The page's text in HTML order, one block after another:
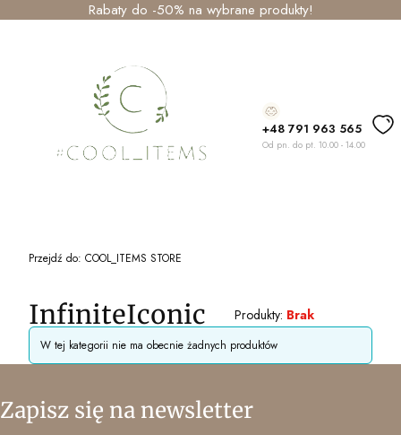
Rabaty do -50% na wybrane produkty!
+48 791 963 565
Od pn. do pt. 10.00 - 14.00
Przejdź do: COOL_ITEMS STORE
InfiniteIconic Produkty: Brak
Lista produktów
W tej kategorii nie ma obecnie żadnych produktów
Zapisz się na newsletter